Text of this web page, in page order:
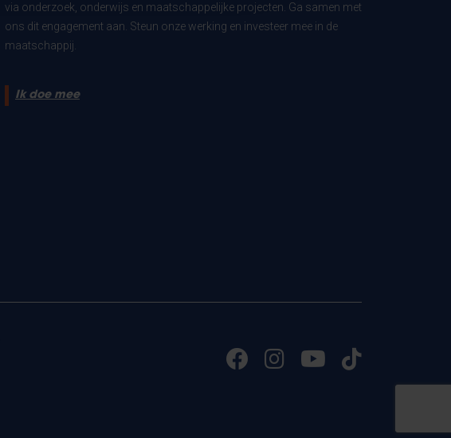
via onderzoek, onderwijs en maatschappelijke projecten. Ga samen met
ons dit engagement aan. Steun onze werking en investeer mee in de
maatschappij.
Ik doe mee